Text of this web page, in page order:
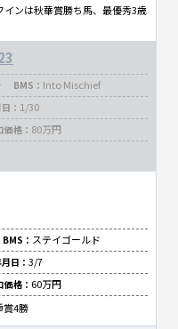
ンは秋華賞勝ち馬、最優秀3歳
BMS： Into Mischief
： 1/30
価格： 80万円
BMS： ステイゴールド
日： 3/7
価格： 60万円
賞4勝